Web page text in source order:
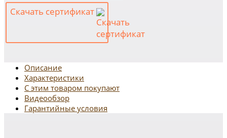
Скачать сертификат
Описание
Характеристики
С этим товаром покупают
Видеообзор
Гарантийные условия